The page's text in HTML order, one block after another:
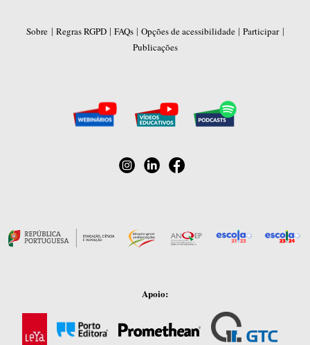
Sobre | Regras RGPD| FAQs| Opções de acessibilidade| Participar|
Publicações
Apoio: